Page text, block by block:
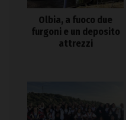
Olbia, a fuoco due
furgoni e un deposito
attrezzi